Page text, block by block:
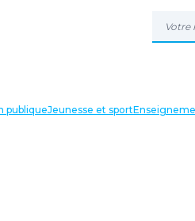
publiqueJeunesse et sport